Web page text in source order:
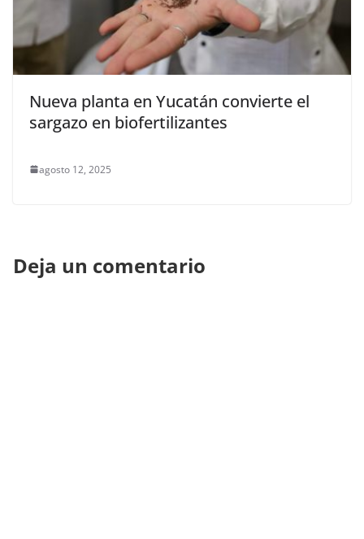
Nueva planta en Yucatán convierte el
sargazo en biofertilizantes
agosto 12, 2025
Deja un comentario